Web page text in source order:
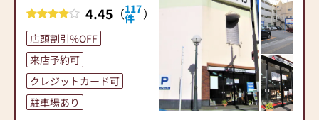
可能です。
-----------------------------
Lumiere（ルミエール）の
また、希少で高級な東京都
伝統産業仏壇も多数取り揃
えております。
■仏具や小物も豊富な品揃
え
お位牌や仏具・仏像、お線
4.45 （117
件 ）
店頭割引%OFF
来店予約可
クレジットカード可
駐車場あり